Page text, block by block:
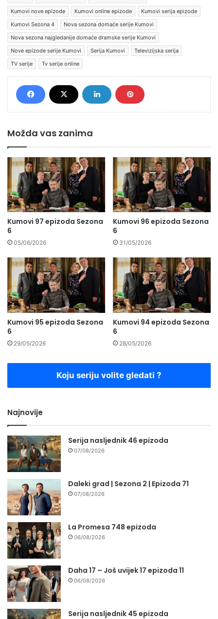
Kumovi nove epizode
Kumovi online epizode
Kumovi serija epizode
Kumovi Sezona 4
Nova sezona domaće serije Kumovi
Nova sezona najgledanije domaće dramske serije Kumovi
Nove epizode serije Kumovi
Serija Kumovi
Televizijska serija
TV serije
Tv serije online
Možda vas zanima
Kumovi 97 epizoda Sezona
6
05/06/2026
Kumovi 96 epizoda Sezona
6
31/05/2026
Kumovi 95 epizoda Sezona
6
29/05/2026
Kumovi 94 epizoda Sezona
6
28/05/2026
Koju seriju volite gledati ?
Najnovije
Serija nasljednik 46 epizoda
07/08/2026
Daleki grad | Sezona 2 | Epizoda 71
07/08/2026
La Promesa 748 epizoda
06/08/2026
Daha 17 – Još uvijek 17 epizoda 11
06/08/2026
Serija nasljednik 45 epizoda